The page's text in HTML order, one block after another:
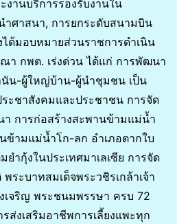
านบริการรองรับงานใน
ำศาสนา, การยกระดับสนามบิน
ด้มอบหมายส่วนราชการดำเนิน
า กพต. เร่งด่วน ได้แก่ การพัฒนา
น-ผู้ใหญ่บ้าน-ผู้นำชุมชน เป็น
ะชาสังคมและประชาชน การจัด
การก่อสร้างสะพานข้ามแม่น้ำ
ามแม่น้ำโก-ลก อำเภอตากใบ
ำกุ้งในประเทศมาเลเซีย การจัด
ระบาทสมเด็จพระวชิรเกล้าเจ้า
เจริญ พระชนมพรรษา ครบ 72
ส่งเสริมอาชีพการเลี้ยงแพะทุก